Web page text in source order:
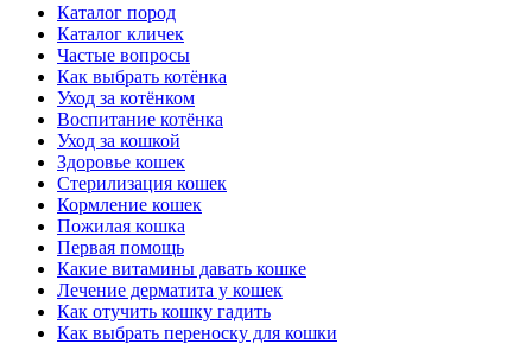
Каталог пород
Каталог кличек
Частые вопросы
Как выбрать котёнка
Уход за котёнком
Воспитание котёнка
Уход за кошкой
Здоровье кошек
Стерилизация кошек
Кормление кошек
Пожилая кошка
Первая помощь
Какие витамины давать кошке
Лечение дерматита у кошек
Как отучить кошку гадить
Как выбрать переноску для кошки